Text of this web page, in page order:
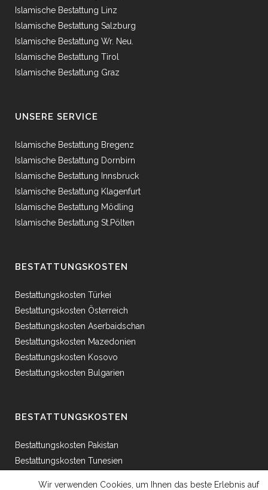
Islamische Bestattung Linz
Islamische Bestattung Salzburg
Islamische Bestattung Wr. Neu.
Islamische Bestattung Tirol
Islamische Bestattung Graz
UNSERE SERVICE
Islamische Bestattung Bregenz
Islamische Bestattung Dornbirn
Islamische Bestattung Innsbruck
Islamische Bestattung Klagenfurt
Islamische Bestattung Mödling
Islamische Bestattung St.Pölten
BESTATTUNGSKOSTEN
Bestattungskosten Türkei
Bestattungskosten Österreich
Bestattungskosten Aserbaidschan
Bestattungskosten Mazedonien
Bestattungskosten Kosovo
Bestattungskosten Bulgarien
BESTATTUNGSKOSTEN
Bestattungskosten Pakistan
Bestattungskosten Tunesien
Wir verwenden Cookies, um Ihnen das beste Erlebnis auf